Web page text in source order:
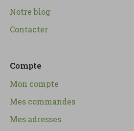
Notre blog
Contacter
Compte
Mon compte
Mes commandes
Mes adresses